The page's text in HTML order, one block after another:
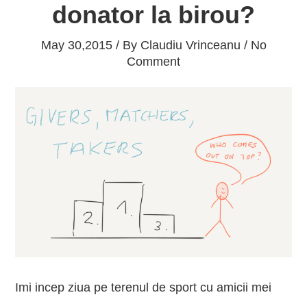
donator la birou?
May 30,2015 / By Claudiu Vrinceanu / No
Comment
Imi incep ziua pe terenul de sport cu amicii mei